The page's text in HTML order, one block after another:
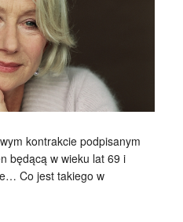
kontrakcie podpisanym
będącą w wieku lat 69 i
Co jest takiego w